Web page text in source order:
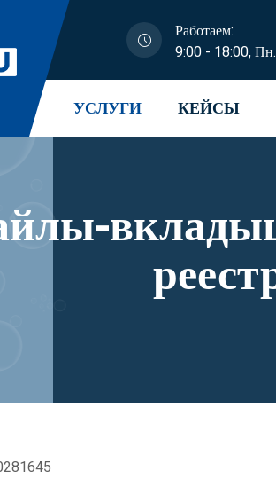
Работаем:
9:00 - 18:00,
УСЛУГИ КЕЙСЫ